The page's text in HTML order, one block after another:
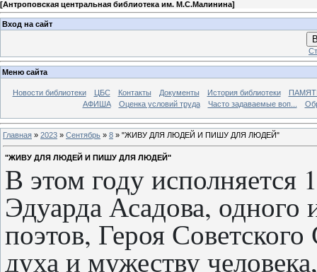
[Антроповская центральная библиотека им. М.С.Малинина]
Вход на сайт
Меню сайта
Новости библиотеки ЦБС Контакты Документы История библиотеки
АФИША
Оценка условий труда Часто задаваемые воп...
Главная » 2023 » Сентябрь » 8 » "ЖИВУ ДЛЯ ЛЮДЕЙ И ПИШУ ДЛЯ ЛЮДЕЙ"
"ЖИВУ ДЛЯ ЛЮДЕЙ И ПИШУ ДЛЯ ЛЮДЕЙ"
В этом году исполняется
Эдуарда Асадова,
поэтов, Героя
духа и мужеству